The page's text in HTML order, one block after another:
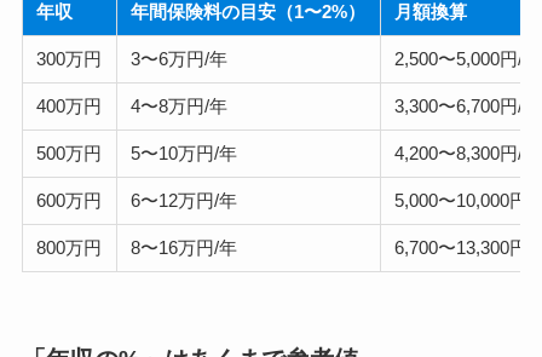
年収 年間保険料の目安（1〜2%） 月額換算
300万円 3〜6万円/年 2,500〜5,000円/月
400万円 4〜8万円/年 3,300〜6,700円/月
500万円 5〜10万円/年 4,200〜8,300円/月
600万円 6〜12万円/年 5,000〜10,000円/
800万円 8〜16万円/年 6,700〜13,300円/